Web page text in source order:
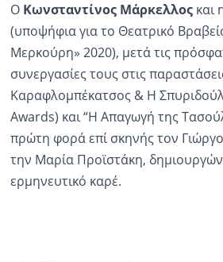
Πολιτισμός
Ο Κωνσταντίνος Μάρκελλοςκαι
(υποψήφια για το Θεατρικό
Μερκούρη» 2020), μετά τις
συνεργασίες τους στις
Kαραφλομπέκατσος & Η
Awards) και “Η Απαγωγή της
πρώτη φορά επί σκηνής τον
την Μαρία Προϊστάκη,
ερμηνευτικό καρέ.